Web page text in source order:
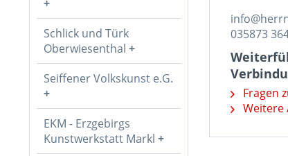
Schlick und Türk
Oberwiesenthal
Seiffener Volkskunst e.G.
EKM - Erzgebirgs
Kunstwerkstatt Markl
035873
Fragen
Weitere